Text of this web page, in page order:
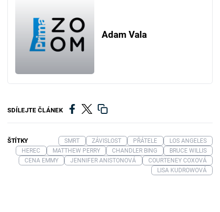
Adam Vala
SDÍLEJTE ČLÁNEK
ŠTÍTKY SMRT ZÁVISLOST PŘÁTELE
LOS ANGELES
HEREC
MATTHEW PERRY CHANDLER BING
BRUCE WILLIS
CENA EMMY
JENNIFER ANISTONOVÁ
COURTENEY COXOVÁ
LISA KUDROWOVÁ